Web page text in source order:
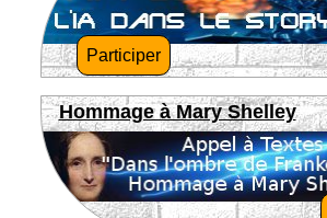
Participer
Hommage à Mary Shelley